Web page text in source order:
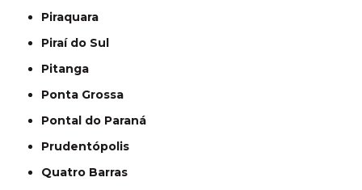
Piraquara
Piraí do Sul
Pitanga
Ponta Grossa
Pontal do Paraná
Prudentópolis
Quatro Barras